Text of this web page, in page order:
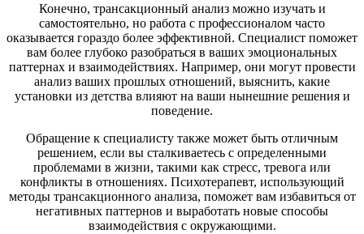
Конечно, трансакционный анализ можно изучать и
самостоятельно, но работа с профессионалом часто
оказывается гораздо более эффективной. Специалист поможет
вам более глубоко разобраться в ваших эмоциональных
паттернах и взаимодействиях. Например, они могут провести
анализ ваших прошлых отношений, выяснить, какие
установки из детства влияют на ваши нынешние решения и
поведение.
Обращение к специалисту также может быть отличным
решением, если вы сталкиваетесь с определенными
проблемами в жизни, такими как стресс, тревога или
конфликты в отношениях. Психотерапевт, использующий
методы трансакционного анализа, поможет вам избавиться от
негативных паттернов и выработать новые способы
взаимодействия с окружающими.